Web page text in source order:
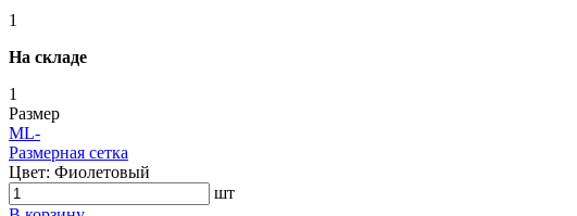
1
На складе
1
Размер
ML-
Размерная сетка
Цвет: Фиолетовый
шт